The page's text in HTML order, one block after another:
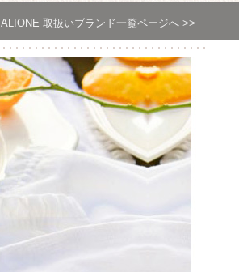
ALIONE 取扱いブランド一覧ページへ >>